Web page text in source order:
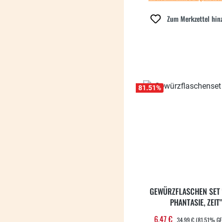
Zum Merkzettel
81.51%
GEWÜRZFLASCHEN
PHANTASIE, ZEIT"
Verkaufspreis:
6,47 € REGULÄRER PREIS:
34,99 €(81.51%